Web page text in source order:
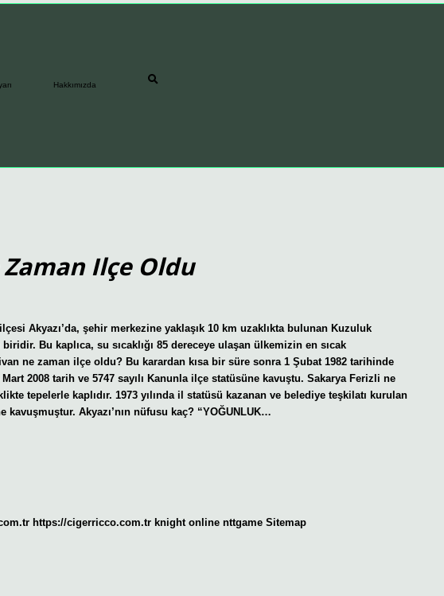
Hakkımızda
Ilçe Oldu
Akyazı’da, şehir merkezine yaklaşık 10 km uzaklıkta bulunan Kuzuluk
Bu kaplıca, su sıcaklığı 85 dereceye ulaşan ülkemizin en sıcak
ne zaman ilçe oldu? Bu karardan kısa bir süre sonra 1 Şubat 1982 tarihinde
2008 tarih ve 5747 sayılı Kanunla ilçe statüsüne kavuştu. Sakarya Ferizli ne
tepelerle kaplıdır. 1973 yılında il statüsü kazanan ve belediye teşkilatı kurulan
Akyazı’nın nüfusu kaç? “YOĞUNLUK…
https://cigerricco.com.tr knight online nttgame Sitemap